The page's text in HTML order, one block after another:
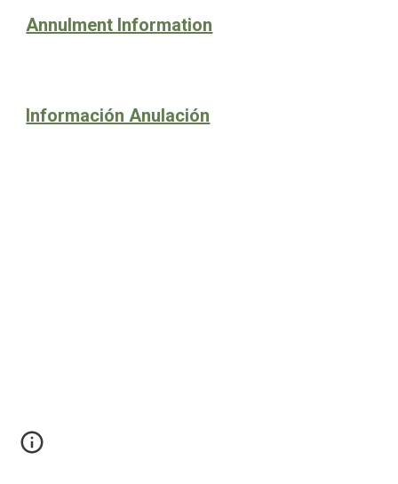
Annulment Information
Información Anulación